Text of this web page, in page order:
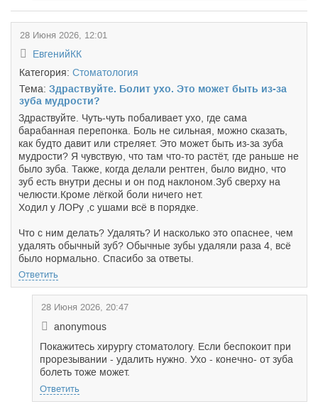
28 Июня 2026, 12:01
ЕвгенийКК
Категория: Стоматология
Тема: Здраствуйте. Болит ухо. Это может быть из-за
зуба мудрости?
Здраствуйте. Чуть-чуть побаливает ухо, где сама
барабанная перепонка. Боль не сильная, можно сказать,
как будто давит или стреляет. Это может быть из-за зуба
мудрости? Я чувствую, что там что-то растёт, где раньше не
было зуба. Также, когда делали рентген, было видно, что
зуб есть внутри десны и он под наклоном.Зуб сверху на
челюсти.Кроме лёгкой боли ничего нет.
Ходил у ЛОРу ,с ушами всё в порядке.
Что с ним делать? Удалять? И насколько это опаснее, чем
удалять обычный зуб? Обычные зубы удаляли раза 4, всё
было нормально. Спасибо за ответы.
Ответить
28 Июня 2026, 20:47
anonymous
Покажитесь хирургу стоматологу. Если беспокоит при
прорезывании - удалить нужно. Ухо - конечно- от зуба
болеть тоже может.
Ответить